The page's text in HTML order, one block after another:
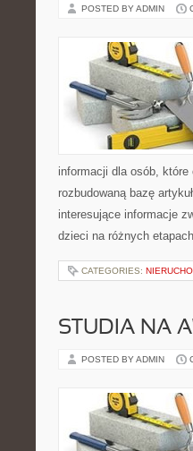
POSTED BY ADMIN
informacji dla osób,
rozbudowaną bazę
interesujące informacje
dzieci na różnych
CATEGORIES:
STUDIA NA
POSTED BY ADMIN